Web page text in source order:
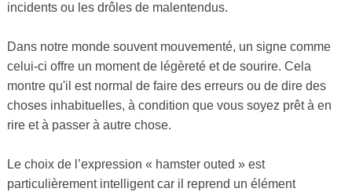
incidents ou les drôles de malentendus.
Dans notre monde souvent mouvementé, un signe comme
celui-ci offre un moment de légèreté et de sourire. Cela
montre qu'il est normal de faire des erreurs ou de dire des
choses inhabituelles, à condition que vous soyez prêt à en
rire et à passer à autre chose.
Le choix de l’expression « hamster outed » est
particulièrement intelligent car il reprend un élément